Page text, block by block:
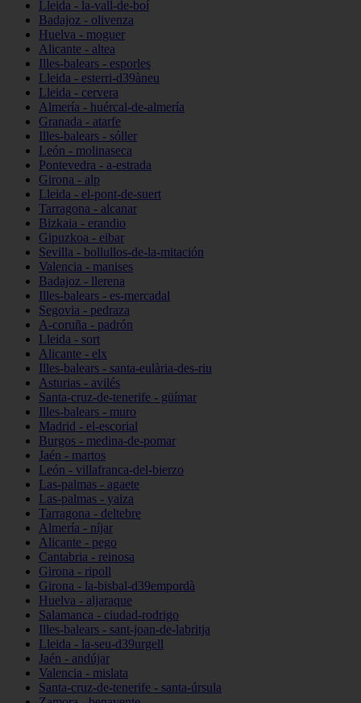
Lleida - la-vall-de-boí
Badajoz - olivenza
Huelva - moguer
Alicante - altea
Illes-balears - esporles
Lleida - esterri-d39àneu
Lleida - cervera
Almería - huércal-de-almería
Granada - atarfe
Illes-balears - sóller
León - molinaseca
Pontevedra - a-estrada
Girona - alp
Lleida - el-pont-de-suert
Tarragona - alcanar
Bizkaia - erandio
Gipuzkoa - eibar
Sevilla - bollullos-de-la-mitación
Valencia - manises
Badajoz - llerena
Illes-balears - es-mercadal
Segovia - pedraza
A-coruña - padrón
Lleida - sort
Alicante - elx
Illes-balears - santa-eulària-des-riu
Asturias - avilés
Santa-cruz-de-tenerife - güímar
Illes-balears - muro
Madrid - el-escorial
Burgos - medina-de-pomar
Jaén - martos
León - villafranca-del-bierzo
Las-palmas - agaete
Las-palmas - yaiza
Tarragona - deltebre
Almería - níjar
Alicante - pego
Cantabria - reinosa
Girona - ripoll
Girona - la-bisbal-d39empordà
Huelva - aljaraque
Salamanca - ciudad-rodrigo
Illes-balears - sant-joan-de-labritja
Lleida - la-seu-d39urgell
Jaén - andújar
Valencia - mislata
Santa-cruz-de-tenerife - santa-úrsula